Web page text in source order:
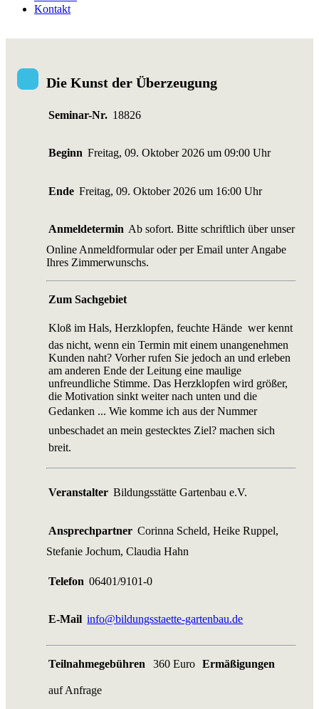
Kontakt
Die Kunst der Überzeugung
Seminar-Nr. 18826
Beginn Freitag, 09. Oktober 2026 um 09:00 Uhr
Ende Freitag, 09. Oktober 2026 um 16:00 Uhr
Anmeldetermin Ab sofort. Bitte schriftlich über unser
Online Anmeldformular oder per Email unter Angabe
Ihres Zimmerwunschs.
Zum Sachgebiet
Kloß im Hals, Herzklopfen, feuchte Hände  wer kennt
das nicht, wenn ein Termin mit einem unangenehmen
Kunden naht? Vorher rufen Sie jedoch an und erleben
am anderen Ende der Leitung eine maulige
unfreundliche Stimme. Das Herzklopfen wird größer,
die Motivation sinkt weiter nach unten und die
Gedanken ... Wie komme ich aus der Nummer
unbeschadet an mein gestecktes Ziel? machen sich
breit.
Veranstalter Bildungsstätte Gartenbau e.V.
Ansprechpartner Corinna Scheld, Heike Ruppel,
Stefanie Jochum, Claudia Hahn
Telefon 06401/9101-0
E-Mail info@bildungsstaette-gartenbau.de
Teilnahmegebühren 360 Euro Ermäßigungen
auf Anfrage